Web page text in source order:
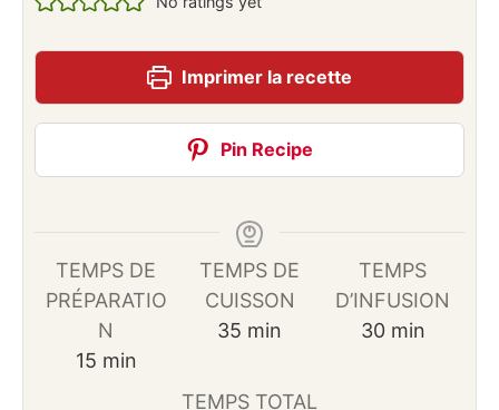
Imprimer la recette
Pin Recipe
TEMPS DE
PRÉPARATIO
N
15minutes
min
TEMPS DE
CUISSON
35 minutes
min
TEMPS
D’INFUSION
30minutes
min
TEMPS TOTAL